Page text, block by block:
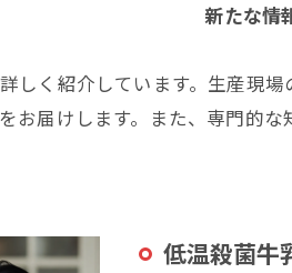
新たな情
しく紹介しています。生産現
お届けします。また、専門的
低温殺菌牛